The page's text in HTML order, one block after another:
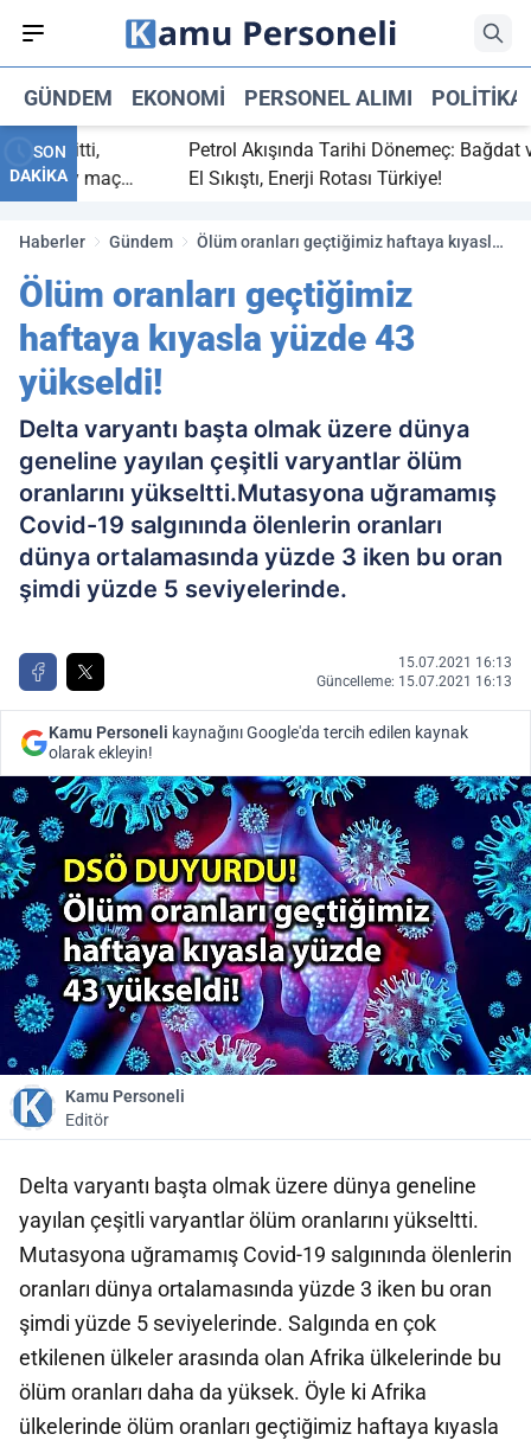
GÜNDEM EKONOMI PERSONEL ALIMI POLITIKA
SON
DAKİKA
bitti,
maç
Petrol Akışında Tarihi Dönemeç: Bağdat ve
El Sıkıştı, Enerji Rotası Türkiye!
Haberler Gündem
Ölüm oranları geçtiğimiz haftaya kıyasla
Ölüm oranları geçtiğimiz
haftaya kıyasla yüzde 43
yükseldi!
Delta varyantı başta olmak üzere dünya
geneline yayılan çeşitli varyantlar ölüm
oranlarını yükseltti.Mutasyona uğramamış
Covid-19 salgınında ölenlerin oranları
dünya ortalamasında yüzde 3 iken bu oran
şimdi yüzde 5 seviyelerinde.
15.07.2021 16:13
Güncelleme: 15.07.2021 16:13
Kamu Personeli kaynağını Google'da tercih edilen kaynak
olarak ekleyin!
Kamu Personeli
Editör
Delta varyantı başta olmak üzere dünya geneline
yayılan çeşitli varyantlar ölüm oranlarını yükseltti.
Mutasyona uğramamış Covid-19 salgınında ölenlerin
oranları dünya ortalamasında yüzde 3 iken bu oran
şimdi yüzde 5 seviyelerinde. Salgında en çok
etkilenen ülkeler arasında olan Afrika ülkelerinde bu
ölüm oranları daha da yüksek. Öyle ki Afrika
ülkelerinde ölüm oranları geçtiğimiz haftaya kıyasla